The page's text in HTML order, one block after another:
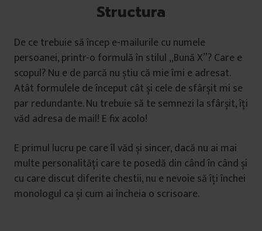
Structura
De ce trebuie să încep e-mailurile cu numele
persoanei, printr-o formulă în stilul „Bună X”? Care e
scopul? Nu e de parcă nu știu că mie îmi e adresat.
Atât formulele de început cât și cele de sfârșit mi se
par redundante. Nu trebuie să te semnezi la sfârșit, îți
văd adresa de mail! E fix acolo!
E primul lucru pe care îl văd și sincer, dacă nu ai mai
multe personalități care te posedă din când în când și
cu care discut diferite chestii, nu e nevoie să îți închei
monologul ca și cum ai încheia o scrisoare.